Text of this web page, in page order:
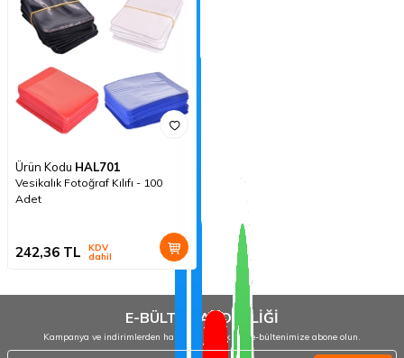
Ürün Kodu HAL701
Vesikalık Fotoğraf Kılıfı - 100
Adet
242,36 TL KDV
dahil
E-BÜLTEN ABONELİĞİ
Kampanya ve indirimlerden haberdar olmak için e-bültenimize abone olun.